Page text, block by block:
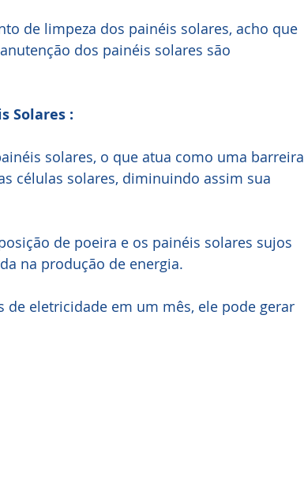
de limpeza dos painéis solares, acho que
dos painéis solares são
Solares :
solares, o que atua como uma barreira
células solares, diminuindo assim sua
de poeira e os painéis solares sujos
na produção de energia.
de eletricidade em um mês, ele pode gerar